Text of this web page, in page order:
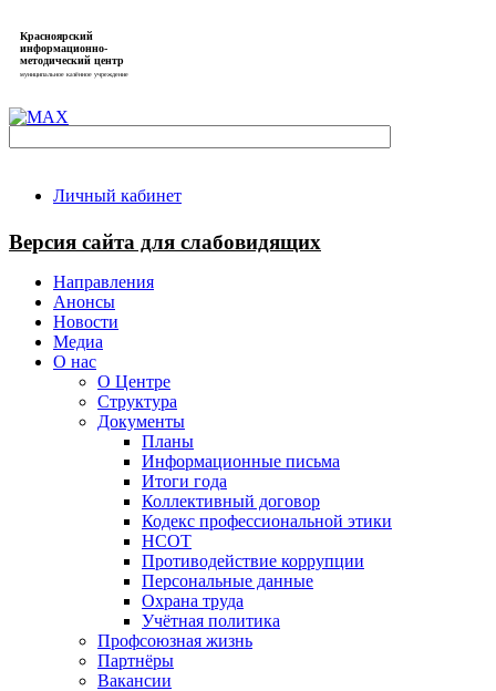
Красноярский
информационно-
методический центр
муниципальное казённое учреждение
Личный кабинет
Версия сайта для слабовидящих
Направления
Анонсы
Новости
Медиа
О нас
О Центре
Структура
Документы
Планы
Информационные письма
Итоги года
Коллективный договор
Кодекс профессиональной этики
НСОТ
Противодействие коррупции
Персональные данные
Охрана труда
Учётная политика
Профсоюзная жизнь
Партнёры
Вакансии